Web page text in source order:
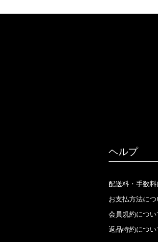
ヘルプ
配送料・手数料
お支払方法につ
会員規約につい
返品特約につい